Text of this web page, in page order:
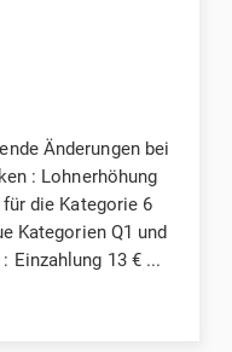
Änderungen bei
: Lohnerhöhung
die Kategorie 6
Kategorien Q1 und
Einzahlung 13 € ...